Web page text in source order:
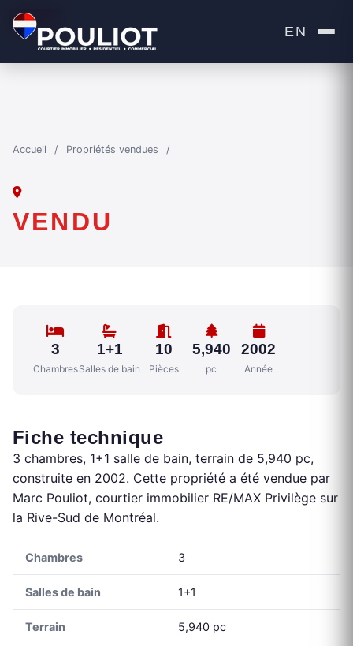
EN
Accueil / Propriétés vendues /
VENDU
VENDU
3
Chambres
1+1
Salles de bain
10
Pièces
5,940
pc
2002
Année
Fiche technique
3 chambres, 1+1 salle de bain, terrain de 5,940 pc,
construite en 2002. Cette propriété a été vendue par
Marc Pouliot, courtier immobilier RE/MAX Privilège sur
la Rive-Sud de Montréal.
Chambres 3
Salles de bain 1+1
Terrain 5,940 pc